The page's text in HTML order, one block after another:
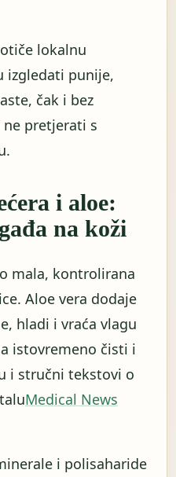
lokalnu
izgledati punije,
čak i bez
pretjerati s
i aloe:
na koži
mala, kontrolirana
Aloe vera dodaje
hladi i vraća vlagu
istovremeno čisti i
i stručni tekstovi o
Medical News
i polisaharide